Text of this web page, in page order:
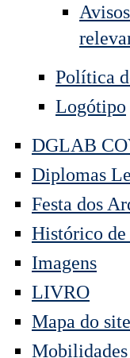
Política
Logótipo
DGLAB
Diplomas
Festa dos
Histórico de
Imagens
LIVRO
Mapa do site